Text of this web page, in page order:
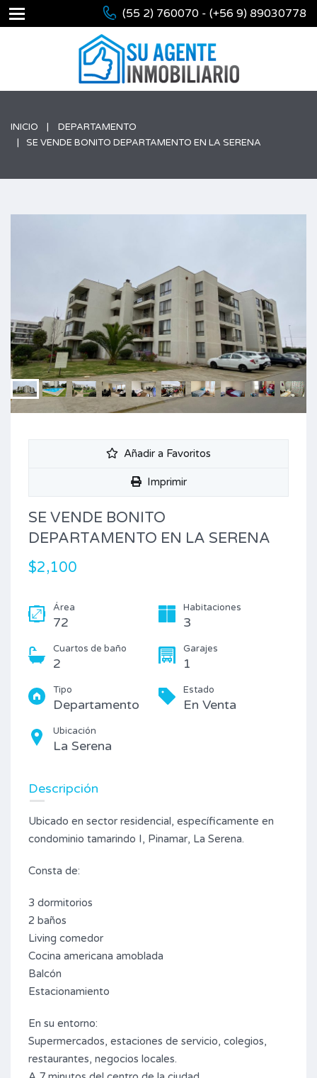
(55 2) 760070 - (+56 9) 89030778
INICIO
DEPARTAMENTO
SE VENDE BONITO DEPARTAMENTO EN LA SERENA
Añadir a Favoritos
Imprimir
SE VENDE BONITO
DEPARTAMENTO EN LA SERENA
$2,100
Área
72
Habitaciones
3
Cuartos de baño
2
Garajes
1
Tipo
Departamento
Estado
En Venta
Ubicación
La Serena
Descripción
Ubicado en sector residencial, específicamente en
condominio tamarindo I, Pinamar, La Serena.
Consta de:
3 dormitorios
2 baños
Living comedor
Cocina americana amoblada
Balcón
Estacionamiento
En su entorno:
Supermercados, estaciones de servicio, colegios,
restaurantes, negocios locales.